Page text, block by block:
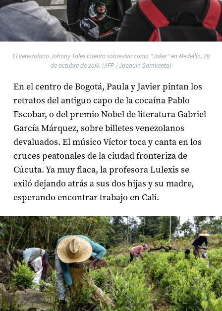
El venezolano Johnny Tales intenta sobrevivir como "Joker" en Medellín, 29
de octubre de 2019. (AFP / Joaquin Sarmiento)
En el centro de Bogotá, Paula y Javier pintan los
retratos del antiguo capo de la cocaína Pablo
Escobar, o del premio Nobel de literatura Gabriel
García Márquez, sobre billetes venezolanos
devaluados. El músico Víctor toca y canta en los
cruces peatonales de la ciudad fronteriza de
Cúcuta. Ya muy flaca, la profesora Lulexis se
exiló dejando atrás a sus dos hijas y su madre,
esperando encontrar trabajo en Cali.